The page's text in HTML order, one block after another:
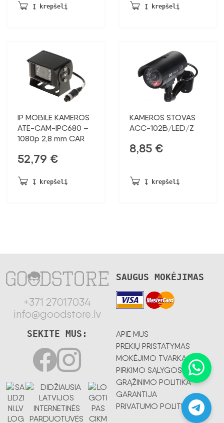
Į krepšelį Į krepšelį
IP MOBILE KAMEROS
ATE-CAM-IPC680 –
1080p 2,8 mm CAR
52,79 €
Į krepšelį
KAMEROS STOVAS
ACC-102B/LED/Z
8,85 €
Į krepšelį
+371 27017034
info@goodstore.lv
SAUGUS MOKĖJIMAS
APIE MUS
PREKIŲ PRISTATYMAS
MOKĖJIMO TVARKA
PIRKIMO SĄLYGOS
GRĄŽINIMO POLITIKA
GARANTIJA
PRIVATUMO POLITIKA
SEKITE MUS: